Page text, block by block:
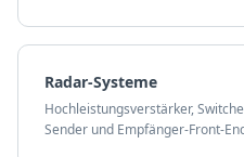
Radar-Systeme
Hochleistungsverstärker,
Sender und Empfänger-Front-